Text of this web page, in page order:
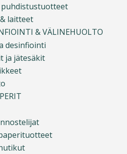
puhdistustuotteet
laitteet
& VÄLINEHUOLTO
desinfiointi
ja jätesäkit